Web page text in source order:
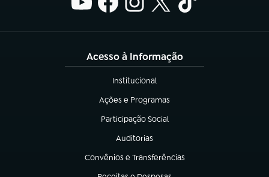
Acesso à Informação
Institucional
(abre em nova aba)
Ações e Programas
(abre em nova aba)
Participação Social
(abre em nova aba)
Auditorias
(abre em nova aba)
Convênios e Transferências
(abre em nova aba)